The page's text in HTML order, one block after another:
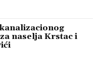
naselja Krstac i